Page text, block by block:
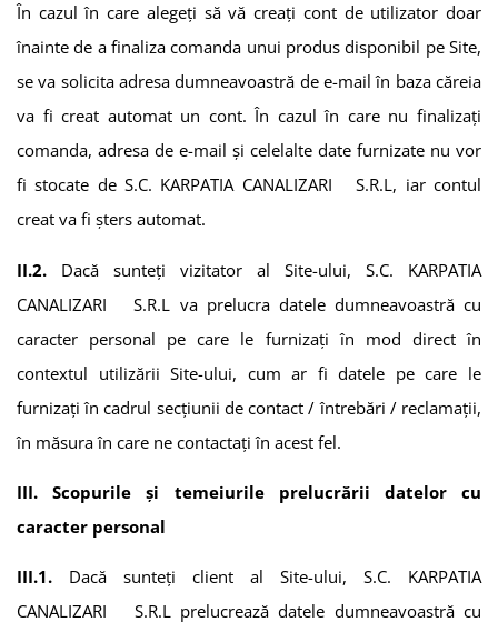
În cazul în care alegeți să vă creați cont de utilizator doar
înainte de a finaliza comanda unui produs disponibil pe Site,
se va solicita adresa dumneavoastră de e-mail în baza căreia
va fi creat automat un cont. În cazul în care nu finalizați
comanda, adresa de e-mail și celelalte date furnizate nu vor
fi stocate de S.C. KARPATIA CANALIZARI S.R.L, iar contul
creat va fi șters automat.
II.2. Dacă sunteți vizitator al Site-ului, S.C. KARPATIA
CANALIZARI S.R.L va prelucra datele dumneavoastră cu
caracter personal pe care le furnizați în mod direct în
contextul utilizării Site-ului, cum ar fi datele pe care le
furnizați în cadrul secțiunii de contact / întrebări / reclamații,
în măsura în care ne contactați în acest fel.
III. Scopurile și temeiurile prelucrării datelor cu
caracter personal
III.1. Dacă sunteți client al Site-ului,
S.C. KARPATIA
CANALIZARI S.R.Lprelucrează datele dumneavoastră cu